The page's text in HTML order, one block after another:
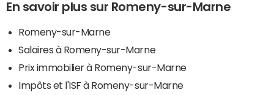
En savoir plus sur Romeny-sur-Marne
Romeny-sur-Marne
Salaires à Romeny-sur-Marne
Prix immobilier à Romeny-sur-Marne
Impôts et l'ISF à Romeny-sur-Marne